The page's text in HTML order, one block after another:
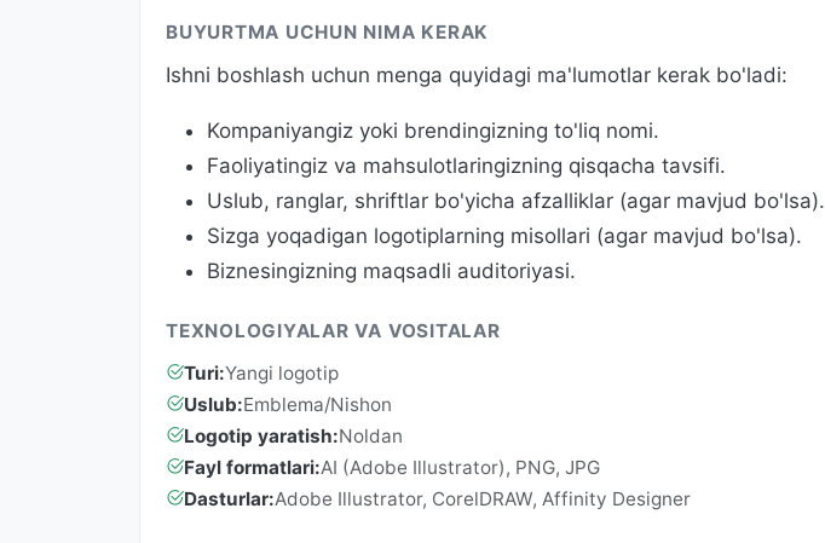
BUYURTMA UCHUN NIMA KERAK
Ishni boshlash uchun menga quyidagi ma'lumotlar kerak bo'ladi:
Kompaniyangiz yoki brendingizning to'liq nomi.
Faoliyatingiz va mahsulotlaringizning qisqacha tavsifi.
Uslub, ranglar, shriftlar bo'yicha afzalliklar (agar mavjud bo'lsa).
Sizga yoqadigan logotiplarning misollari (agar mavjud bo'lsa).
Biznesingizning maqsadli auditoriyasi.
TEXNOLOGIYALAR VA VOSITALAR
Turi:Yangi logotip
Uslub:Emblema/Nishon
Logotip yaratish:Noldan
Fayl formatlari:AI (Adobe Illustrator), PNG, JPG
Dasturlar:Adobe Illustrator, CorelDRAW, Affinity Designer